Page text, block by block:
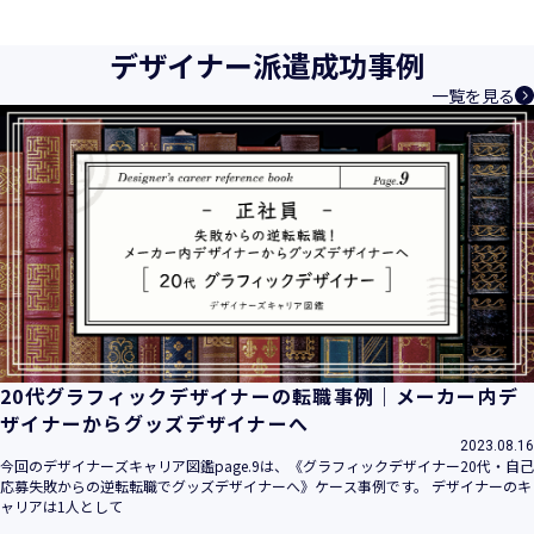
様、お取引先関係者の個人情報及び特定個人情報などを、人
材派遣サービス、人材紹介サービス、請負サービス、その
他、利用者の皆さまの「活躍の場の創造」と「就業の機会の
創出」に利用しています。また、従業者の情報及び特定個人
情報などを従業者管理に利用します。これらから当社にとっ
て個人情報及び特定個人情報の保護が重大な責務であると同
時に、個人情報などの保護を徹底することは企業の社会的責
務と認識しております。そこで、個人情報保護理念と自ら定
めた行動規範に基づき、社会的使命を十分に認識し、本人の
権利の保護、個人情報に関する法規制等を遵守致します。
また、以下に示す方針を具現化するための個人情報保護マネ
ジメントシステムを構築し、最新のＩＴ技術の動向、社会的
要請の変化、経営環境の変動等を常に認識しながら、その継
続的改善に、全社を挙げて取り組むことをここに宣言致しま
す。
当社は、事業の目的に適切な個人情報の取得・利用及び提供
を行い、特定された利用目的の達成に必要な範囲を超えた個
人情報の取扱いを行いません。また、そのための措置を講じ
デザイナー派遣成功事例
一覧を見る
20代グラフィックデザイナーの転職事例｜メーカー内デ
ザイナーからグッズデザイナーへ
2023.08.16
今回のデザイナーズキャリア図鑑page.9は、《グラフィックデザイナー20代・自己
応募失敗からの逆転転職でグッズデザイナーへ》ケース事例です。 デザイナーのキ
ャリアは1人として